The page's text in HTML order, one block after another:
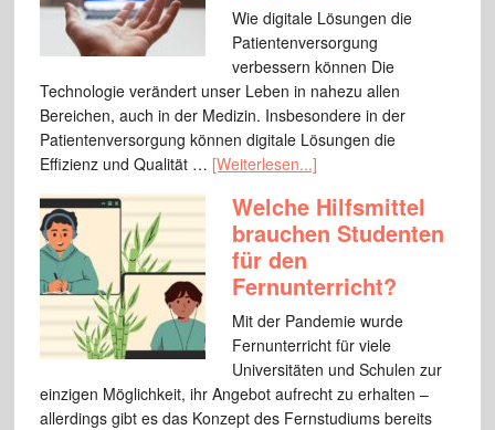
Wie digitale Lösungen die
Patientenversorgung
verbessern können Die
Technologie verändert unser Leben in nahezu allen
Bereichen, auch in der Medizin. Insbesondere in der
Patientenversorgung können digitale Lösungen die
Effizienz und Qualität … [Weiterlesen...]
Welche Hilfsmittel
brauchen Studenten
für den
Fernunterricht?
Mit der Pandemie wurde
Fernunterricht für viele
Universitäten und Schulen zur
einzigen Möglichkeit, ihr Angebot aufrecht zu erhalten –
allerdings gibt es das Konzept des Fernstudiums bereits